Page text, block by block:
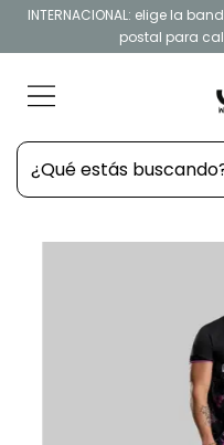
INTERNACIONAL: elige la
postal para